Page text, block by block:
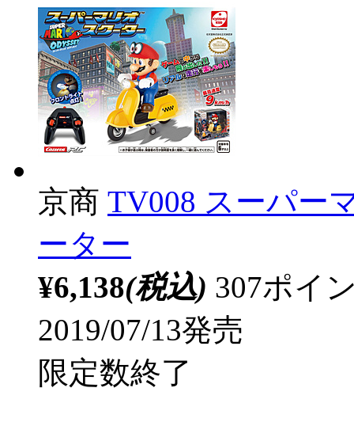
京商 TV008 スーパー
ーター
¥6,138(税込) 307ポイ
2019/07/13発売
限定数終了